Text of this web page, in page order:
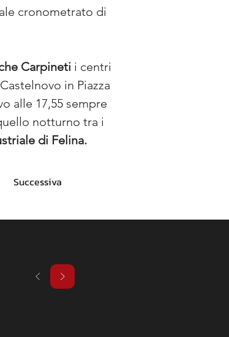
cronometrato di
Carpineti i centri
in Piazza
alle 17,55 sempre
notturno tra i
di Felina.
Successiva